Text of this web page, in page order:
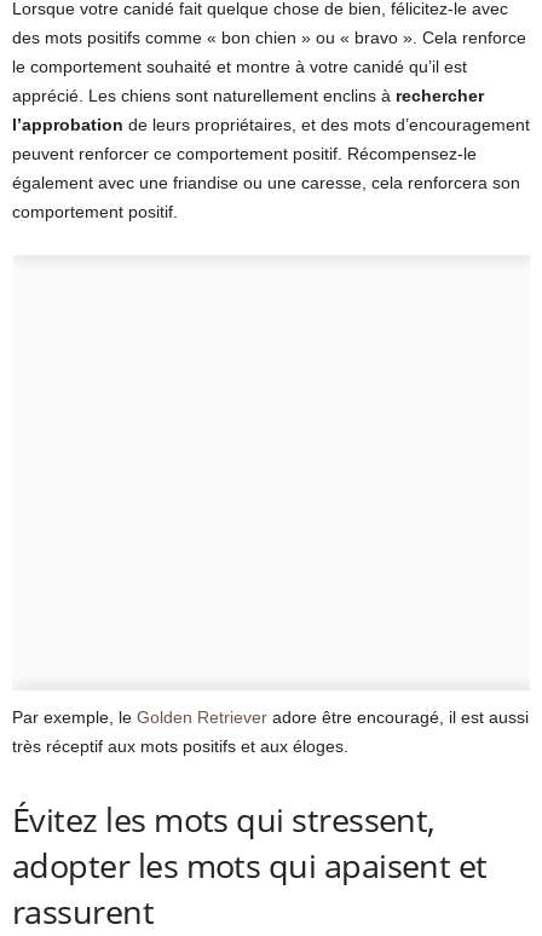
Lorsque votre canidé fait quelque chose de bien, félicitez-le avec
des mots positifs comme « bon chien » ou « bravo ». Cela renforce
le comportement souhaité et montre à votre canidé qu’il est
apprécié. Les chiens sont naturellement enclins à rechercher
l’approbation de leurs propriétaires, et des mots d’encouragement
peuvent renforcer ce comportement positif. Récompensez-le
également avec une friandise ou une caresse, cela renforcera son
comportement positif.
Par exemple, le Golden Retriever adore être encouragé, il est aussi
très réceptif aux mots positifs et aux éloges.
Évitez les mots qui stressent,
adopter les mots qui apaisent et
rassurent